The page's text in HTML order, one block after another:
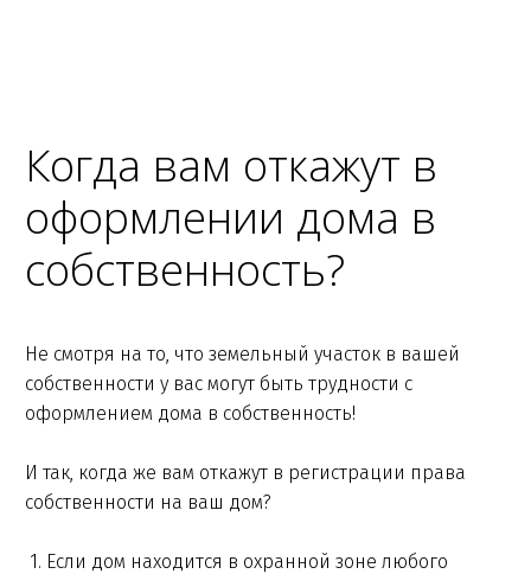
Когда вам откажут в
оформлении дома в
собственность?
Не смотря на то, что земельный участок в вашей
собственности у вас могут быть трудности с
оформлением дома в собственность!
И так, когда же вам откажут в регистрации права
собственности на ваш дом?
1. Если дом находится в охранной зоне любого